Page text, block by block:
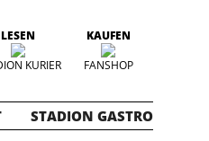
LESEN
KURIER
KAUFEN
FANSHOP
STADION GASTRO